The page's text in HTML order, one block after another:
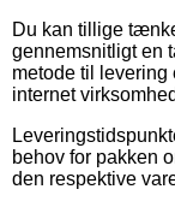
Du kan tillige
gennemsnitligt en
metode til
internet
behov for pakken
den respektive